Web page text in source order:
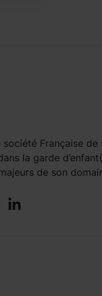
Française
la garde
de son